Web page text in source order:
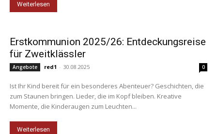
Weiterlesen
Erstkommunion 2025/26: Entdeckungsreise
für Zweitklässler
Angebote red1 - 30.08.2025 0
Ist Ihr Kind bereit für ein besonderes Abenteuer? Geschichten, die
zum Staunen bringen. Lieder, die im Kopf bleiben. Kreative
Momente, die Kinderaugen zum Leuchten...
Weiterlesen